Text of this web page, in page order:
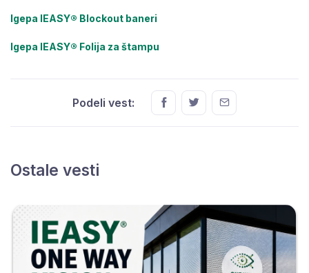
Igepa IEASY® Blockout baneri
Igepa IEASY® Folija za štampu
Podeli vest:
Ostale vesti